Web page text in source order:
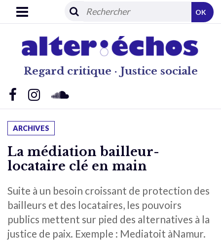
Regard critique · Justice sociale
OK
ARCHIVES
La médiation bailleur-
locataire clé en main
Suite à un besoin croissant de protection des
bailleurs et des locataires, les pouvoirs
publics mettent sur pied des alternatives à la
justice de paix. Exemple : Mediatoit àNamur.